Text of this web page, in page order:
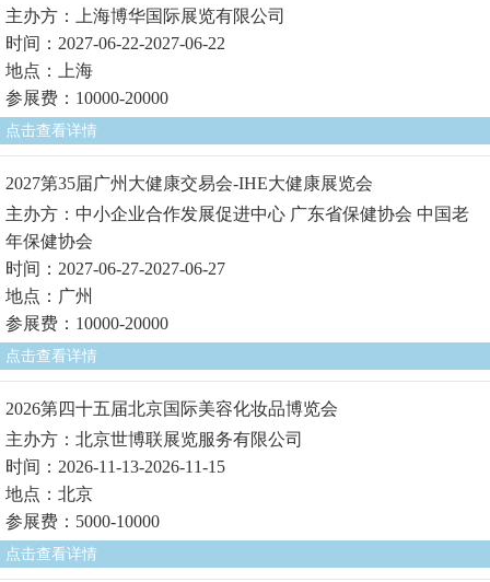
主办方：上海博华国际展览有限公司
时间：2027-06-22-2027-06-22
地点：上海
参展费：10000-20000
点击查看详情
2027第35届广州大健康交易会-IHE大健康展览会
主办方：中小企业合作发展促进中心 广东省保健协会 中国老
年保健协会
时间：2027-06-27-2027-06-27
地点：广州
参展费：10000-20000
点击查看详情
2026第四十五届北京国际美容化妆品博览会
主办方：北京世博联展览服务有限公司
时间：2026-11-13-2026-11-15
地点：北京
参展费：5000-10000
点击查看详情